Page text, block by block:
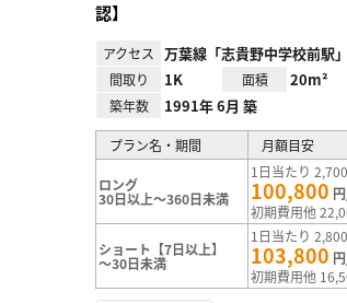
認】
アクセス 万葉線「志貴野中学校前駅」
間取り 1K 面積 20m²
築年数 1991年 6月 築
プラン名・期間 月額目安
ロング
30日以上～360日未満
1日当たり
100,800
初期費用他
ショート【7日以上】
～30日未満
1日当たり
103,800
初期費用他